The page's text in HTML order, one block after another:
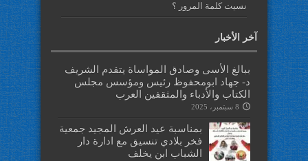
نسيت كلمة المرور ؟
آخر الأخبار
ببالغ الأسى وصادق المواساة يتقدم الشريف
د- جهاد ابومحفوظ رئيس ومؤسس مجلس
الكتاب والأدباء والمثقفين العرب
8 سبتمبر، 2025
بمناسبة عيد العرش المجيد جمعية
فخر بلادي تنسيق مع ادارة دار
الشباب ابن يخلف